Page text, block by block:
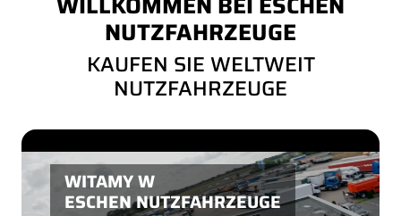
NUTZFAHRZEUGE
KAUFEN SIE WELTWEIT
NUTZFAHRZEUGE
WITAMY W
ESCHEN NUTZFAHRZEUGE